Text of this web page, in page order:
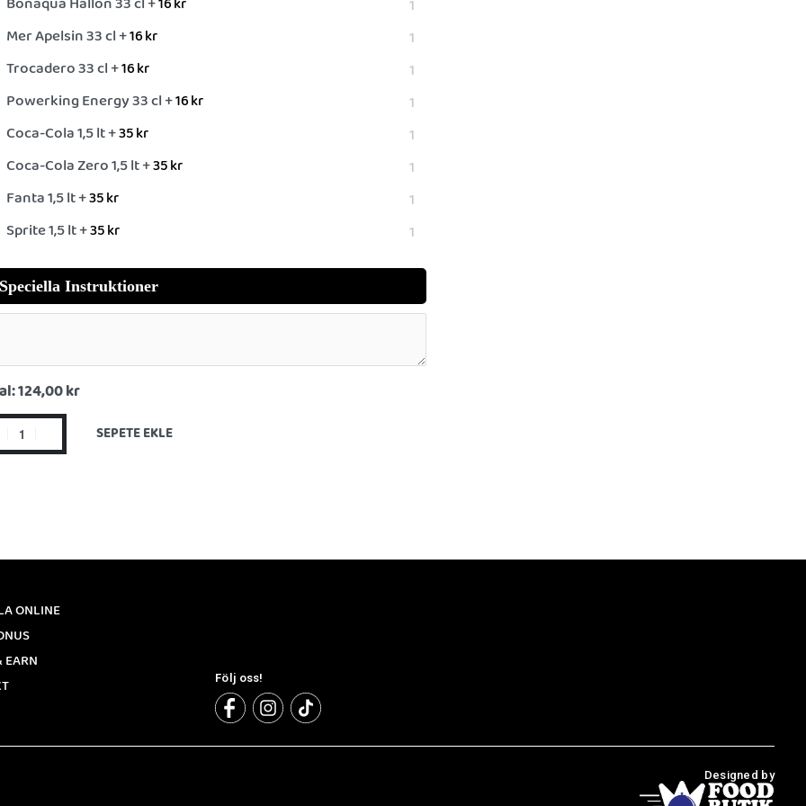
Mer Apelsin 33 cl +16kr
Trocadero 33 cl +16kr
Powerking Energy 33 cl +16kr
Coca-Cola 1,5 lt +35kr
Coca-Cola Zero 1,5 lt +35kr
Fanta 1,5 lt +35kr
Sprite 1,5 lt +35kr
Speciella Instruktioner
124,00 kr
SEPETE EKLE
ONLINE
EARN
Följ oss!
Designed by